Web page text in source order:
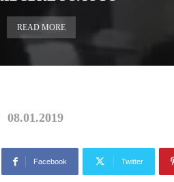
READ MORE
08.01.2019
Facebook Twitter